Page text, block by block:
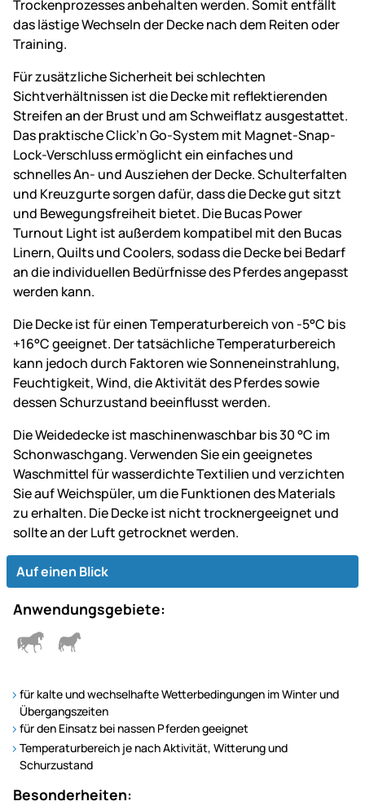
Trockenprozesses anbehalten werden. Somit entfällt
das lästige Wechseln der Decke nach dem Reiten oder
Training.
Für zusätzliche Sicherheit bei schlechten
Sichtverhältnissen ist die Decke mit reflektierenden
Streifen an der Brust und am Schweiflatz ausgestattet.
Das praktische Click’n Go-System mit Magnet-Snap-
Lock-Verschluss ermöglicht ein einfaches und
schnelles An- und Ausziehen der Decke. Schulterfalten
und Kreuzgurte sorgen dafür, dass die Decke gut sitzt
und Bewegungsfreiheit bietet. Die Bucas Power
Turnout Light ist außerdem kompatibel mit den Bucas
Linern, Quilts und Coolers, sodass die Decke bei Bedarf
an die individuellen Bedürfnisse des Pferdes angepasst
werden kann.
Die Decke ist für einen Temperaturbereich von -5°C bis
+16°C geeignet. Der tatsächliche Temperaturbereich
kann jedoch durch Faktoren wie Sonneneinstrahlung,
Feuchtigkeit, Wind, die Aktivität des Pferdes sowie
dessen Schurzustand beeinflusst werden.
Die Weidedecke ist maschinenwaschbar bis 30 °C im
Schonwaschgang. Verwenden Sie ein geeignetes
Waschmittel für wasserdichte Textilien und verzichten
Sie auf Weichspüler, um die Funktionen des Materials
zu erhalten. Die Decke ist nicht trocknergeeignet und
sollte an der Luft getrocknet werden.
Auf einen Blick
Anwendungsgebiete:
für kalte und wechselhafte Wetterbedingungen im Winter und
Übergangszeiten
für den Einsatz bei nassen Pferden geeignet
Temperaturbereich je nach Aktivität, Witterung und
Schurzustand
Besonderheiten: